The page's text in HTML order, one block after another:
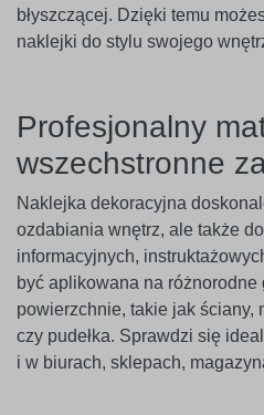
błyszczącej. Dzięki temu
naklejki do stylu swojego
Profesjonalny
wszechstronne
Naklejka dekoracyjna
ozdabiania wnętrz, ale także
informacyjnych,
być aplikowana na różnorodne
powierzchnie, takie jak ściany,
czy pudełka. Sprawdzi się
i w biurach, sklepach,